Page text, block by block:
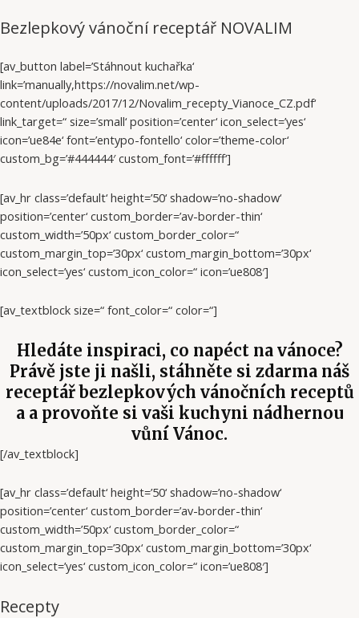
Bezlepkový vánoční receptář NOVALIM
[av_button label=’Stáhnout kuchařka‘
link=’manually,https://novalim.net/wp-
content/uploads/2017/12/Novalim_recepty_Vianoce_CZ.pdf‘
link_target=“ size=’small‘ position=’center‘ icon_select=’yes‘
icon=’ue84e‘ font=’entypo-fontello‘ color=’theme-color‘
custom_bg=’#444444′ custom_font=’#ffffff‘]
[av_hr class=’default‘ height=’50‘ shadow=’no-shadow‘
position=’center‘ custom_border=’av-border-thin‘
custom_width=’50px‘ custom_border_color=“
custom_margin_top=’30px‘ custom_margin_bottom=’30px‘
icon_select=’yes‘ custom_icon_color=“ icon=’ue808′]
[av_textblock size=“ font_color=“ color=“]
Hledáte inspiraci, co napéct na vánoce?
Právě jste ji našli, stáhněte si zdarma náš
receptář bezlepkových vánočních receptů
a a provoňte si vaši kuchyni nádhernou
vůní Vánoc.
[/av_textblock]
[av_hr class=’default‘ height=’50‘ shadow=’no-shadow‘
position=’center‘ custom_border=’av-border-thin‘
custom_width=’50px‘ custom_border_color=“
custom_margin_top=’30px‘ custom_margin_bottom=’30px‘
icon_select=’yes‘ custom_icon_color=“ icon=’ue808′]
Recepty